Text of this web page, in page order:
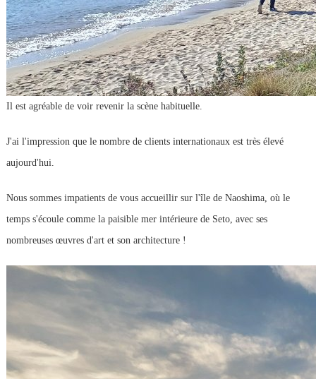
Il est agréable de voir revenir la scène habituelle.
J'ai l'impression que le nombre de clients internationaux est très élevé
aujourd'hui.
Nous sommes impatients de vous accueillir sur l'île de Naoshima, où le
temps s'écoule comme la paisible mer intérieure de Seto, avec ses
nombreuses œuvres d'art et son architecture !